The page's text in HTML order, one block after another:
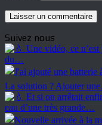
Suivez nous